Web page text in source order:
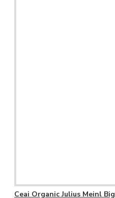
Ceai Organic Julius Meinl Big